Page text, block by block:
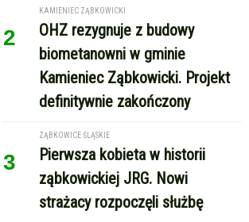
2
KAMIENIEC ZĄBKOWICKI
OHZ rezygnuje z budowy
biometanowni w gminie
Kamieniec Ząbkowicki. Projekt
definitywnie zakończony
3
ZĄBKOWICE ŚLĄSKIE
Pierwsza kobieta w historii
ząbkowickiej JRG. Nowi
strażacy rozpoczęli służbę